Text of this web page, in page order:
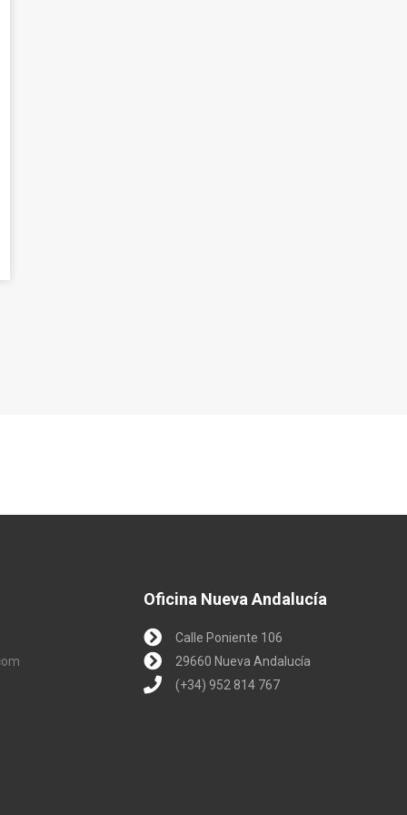
Oficina Nueva Andalucía
Calle Poniente 106
29660 Nueva Andalucía
(+34) 952 814 767